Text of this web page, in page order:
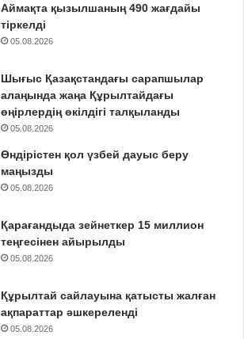
Аймақта қызылшаның 490 жағдайы
тіркелді
05.08.2026
Шығыс Қазақстандағы сарапшылар
алаңында жаңа Құрылтайдағы
өңірлердің өкілдігі талқыланды
05.08.2026
Өндірістен қол үзбей дауыс беру
маңызды
05.08.2026
Қарағандыда зейнеткер 15 миллион
теңгесінен айырылды
05.08.2026
Құрылтай сайлауына қатысты жалған
ақпараттар әшкереленді
05.08.2026